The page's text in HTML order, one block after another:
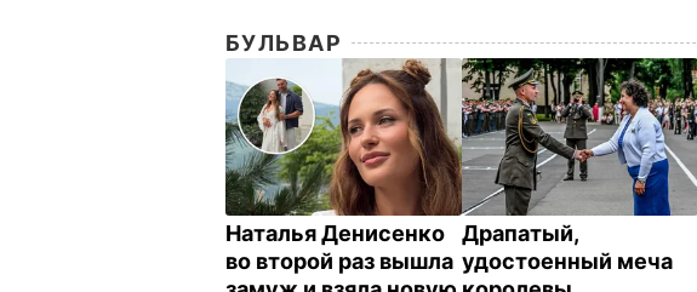
БУЛЬВАР
Наталья Денисенко
во второй раз вышла
Драпатый,
удостоенный меча